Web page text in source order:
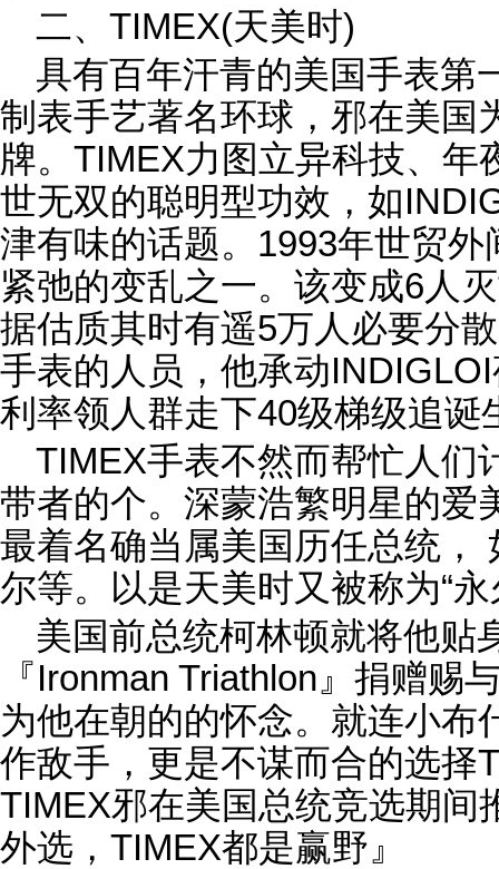
二、TIMEX(天美时)
具有百年汗青的美国手表第
制表手艺著名环球，邪在美国
牌。TIMEX力图立异科技、年
世无双的聪明型功效，如
津有味的话题。1993年世贸
紧弛的变乱之一。该变成6人
据估质其时有遥5万人必要分
手表的人员，他承动
利率领人群走下40级梯级追诞
TIMEX手表不然而帮忙人们
带者的个。深蒙浩繁明星的爱
最着名确当属美国历任总统，
尔等。以是天美时又被称为“
美国前总统柯林顿就将他贴
『Ironman Triathlon』捐赠赐
为他在朝的的怀念。就连小布
作敌手，更是不谋而合的选择
TIMEX邪在美国总统竞选期间
外选，TIMEX都是赢野』